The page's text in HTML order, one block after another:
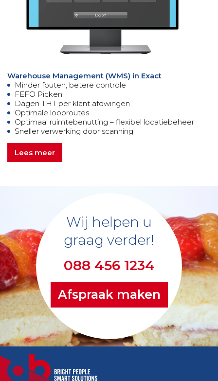
Warehouse Management (WMS) in Exact
Minder fouten, betere controle
FEFO Picken
Dagen THT per klant afdwingen
Optimale looproutes
Optimaal ruimtebenutting – flexibel locatiebeheer
Sneller verwerking door scanning
Lees meer
Wij helpen u
graag verder!
088 456 1234
Afspraak maken